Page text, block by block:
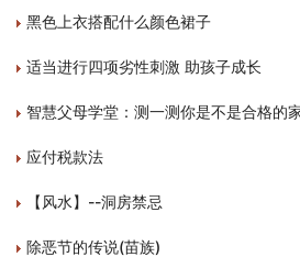
黑色上衣搭配什么颜色裙子
适当进行四项劣性刺激 助孩子成长
智慧父母学堂：测一测你是不是合格的
应付税款法
【风水】--洞房禁忌
除恶节的传说(苗族)